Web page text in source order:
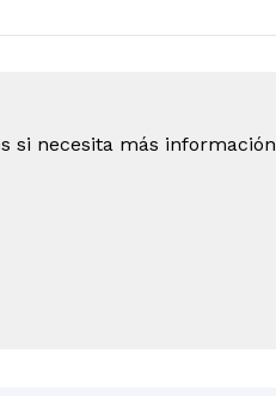
si necesita más información